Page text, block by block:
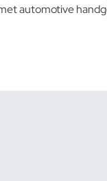
automotive